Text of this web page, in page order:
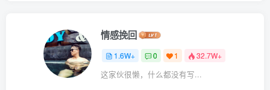
情感挽回
1.6W+ 0 1 32.7W+
这家伙很懒，什么都没有写...